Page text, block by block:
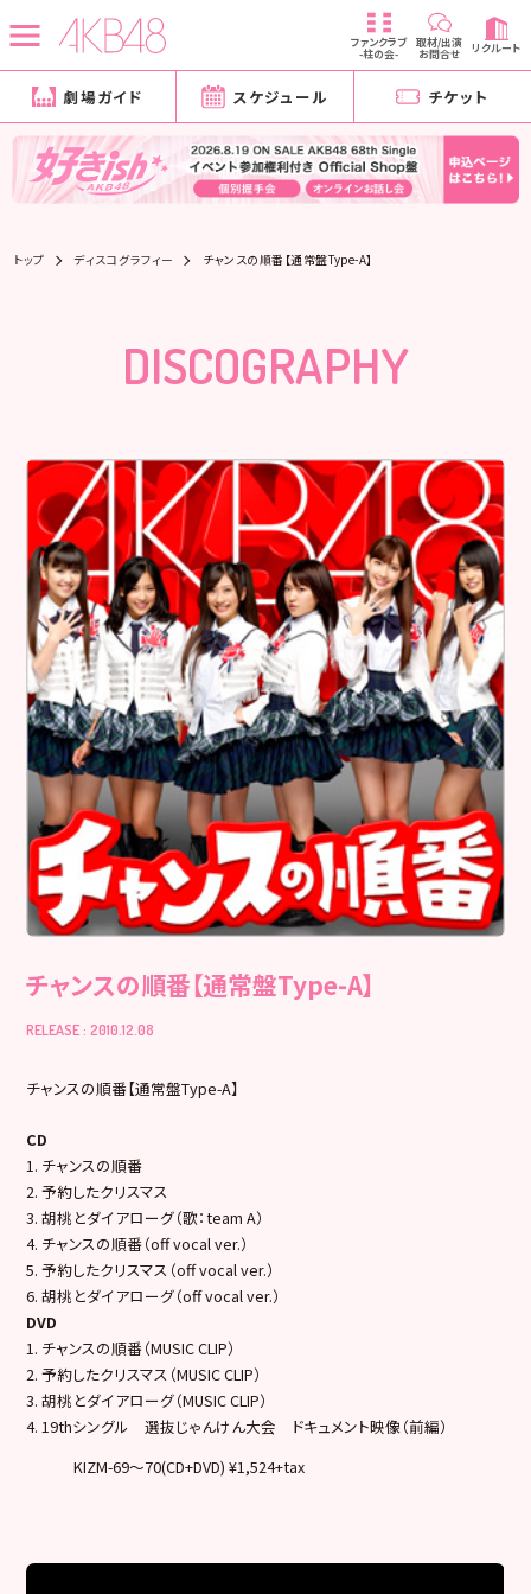
ファンクラブ
-柱の会-
取材/出演
お問合せ リクルート
劇場ガイド スケジュール チケット
トップ ディスコグラフィー チャンスの順番【通常盤Type-A】
DISCOGRAPHY
チャンスの順番【通常盤Type-A】
RELEASE : 2010.12.08
チャンスの順番【通常盤Type-A】
CD
1. チャンスの順番
2. 予約したクリスマス
3. 胡桃とダイアローグ（歌：team A）
4. チャンスの順番（off vocal ver.）
5. 予約したクリスマス（off vocal ver.）
6. 胡桃とダイアローグ（off vocal ver.）
DVD
1. チャンスの順番（MUSIC CLIP）
2. 予約したクリスマス（MUSIC CLIP）
3. 胡桃とダイアローグ（MUSIC CLIP）
4. 19thシングル 選抜じゃんけん大会 ドキュメント映像（前編）
KIZM-69～70(CD+DVD) ¥1,524+tax